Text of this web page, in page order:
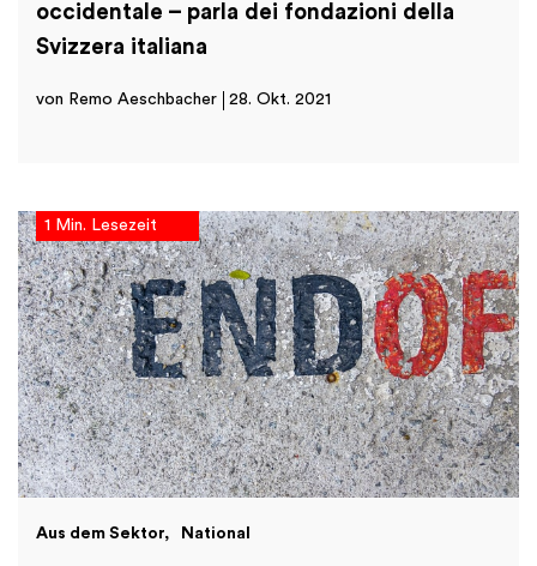
occidentale – parla dei fondazioni della
Svizzera italiana
von Remo Aeschbacher 28. Okt. 2021
1 Min. Lesezeit
Aus dem Sektor National